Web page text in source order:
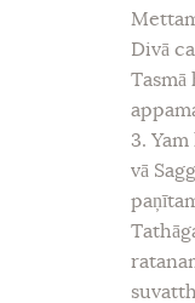
Divā
3.
vā